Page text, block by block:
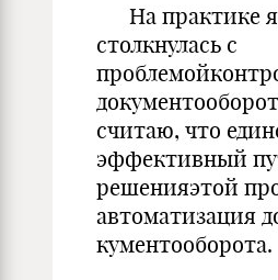
На практике я
столкнулась с
считаю, что
эффективный
решенияэтой
автоматизация
кументооборота.